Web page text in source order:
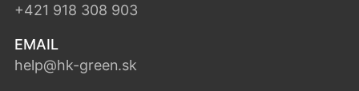
+421 918 308 903
EMAIL
help@hk-green.sk